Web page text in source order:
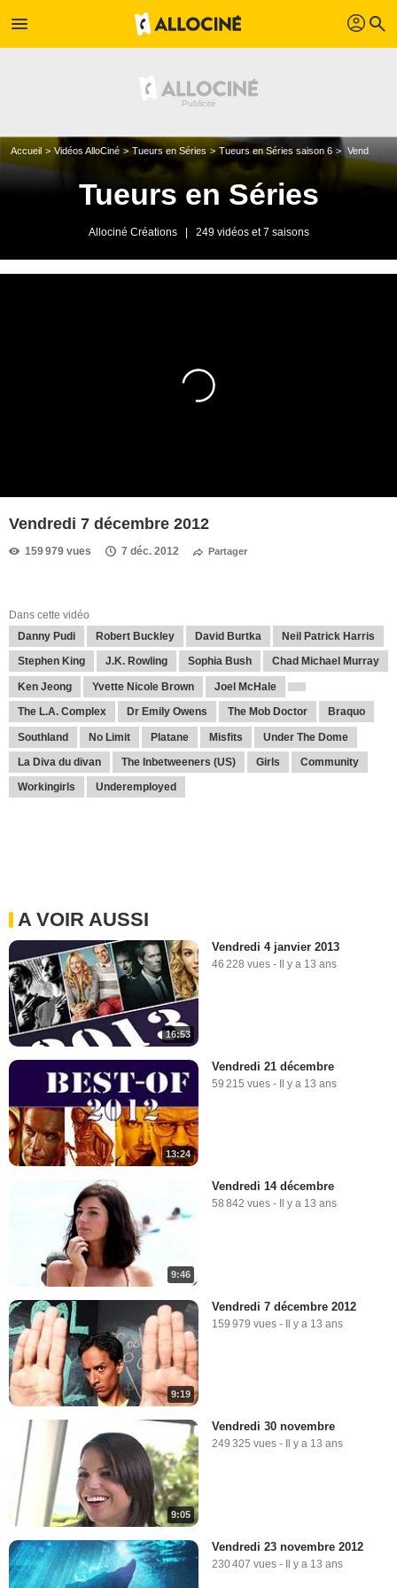
menu profil search
Accueil Vidéos AlloCiné Tueurs en Séries Tueurs en Séries saison 6 Vendredi 7 décembre 2012
Tueurs en Séries
Allociné Créations 249 vidéos et 7 saisons
Vendredi 7 décembre 2012
159 979 vues 7 déc. 2012 Partager
Dans cette vidéo
Danny Pudi
Robert Buckley David Burtka Neil Patrick Harris
Stephen King J.K. Rowling Sophia Bush Chad Michael Murray
Ken Jeong Yvette Nicole Brown Joel McHale
The L.A. Complex Dr Emily Owens The Mob Doctor Braquo
Southland No Limit Platane Misfits Under The Dome
La Diva du divan The Inbetweeners (US) Girls Community
Workingirls Underemployed
A VOIR AUSSI
16:53
Vendredi 4 janvier 2013
46 228 vues - Il y a 13 ans
13:24
Vendredi 21 décembre
59 215 vues - Il y a 13 ans
9:46
Vendredi 14 décembre
58 842 vues - Il y a 13 ans
9:19
Vendredi 7 décembre 2012
159 979 vues - Il y a 13 ans
9:05
Vendredi 30 novembre
249 325 vues - Il y a 13 ans
Vendredi 23 novembre 2012
230 407 vues - Il y a 13 ans